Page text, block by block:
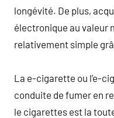
longévité. De plus,
électronique au valeur
relativement simple
La e-cigarette ou l’e-
conduite de fumer en
le cigarettes est la